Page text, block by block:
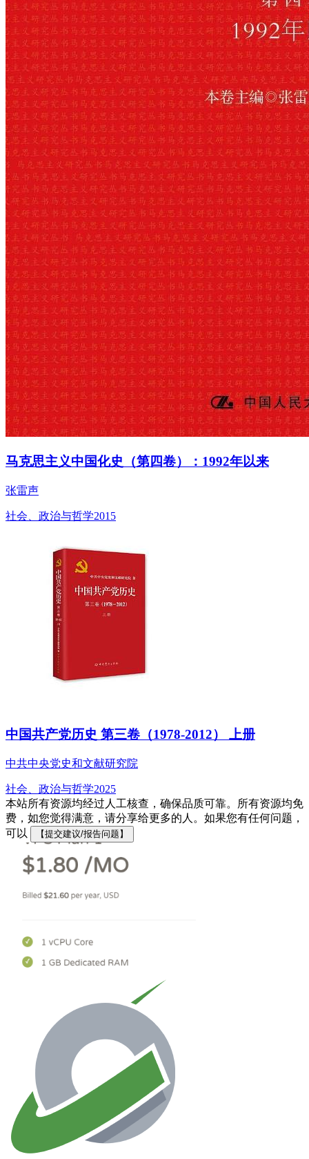
马克思主义中国化史（第四卷）：1992年以来
张雷声
社会、政治与哲学2015
中国共产党历史 第三卷（1978-2012） 上册
中共中央党史和文献研究院
社会、政治与哲学2025
本站所有资源均经过人工核查，确保品质可靠。所有资源均免
费，如您觉得满意，请分享给更多的人。如果您有任何问题，
可以
【提交建议/报告问题】